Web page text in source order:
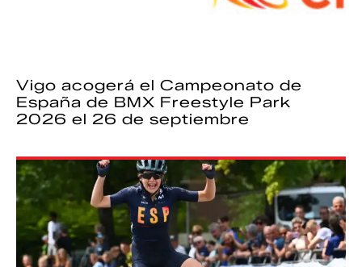
Vigo acogerá el Campeonato de
España de BMX Freestyle Park
2026 el 26 de septiembre